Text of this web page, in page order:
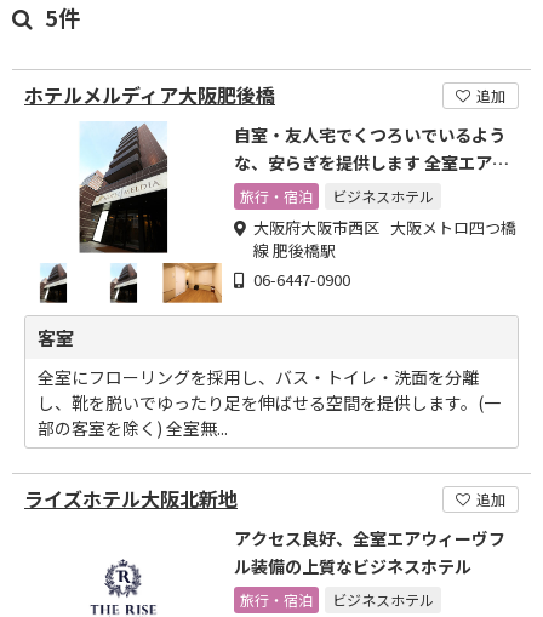
5件
ホテルメルディア大阪肥後橋 追加
自室・友人宅でくつろいでいるよう
な、安らぎを提供します 全室エアウ
ィーヴ寝具を採用
旅行・宿泊 ビジネスホテル
大阪府大阪市西区 大阪メトロ四つ橋
線 肥後橋駅
06-6447-0900
客室
全室にフローリングを採用し、バス・トイレ・洗面を分離
し、靴を脱いでゆったり足を伸ばせる空間を提供します。(一
部の客室を除く) 全室無...
ライズホテル大阪北新地 追加
アクセス良好、全室エアウィーヴフ
ル装備の上質なビジネスホテル
旅行・宿泊 ビジネスホテル